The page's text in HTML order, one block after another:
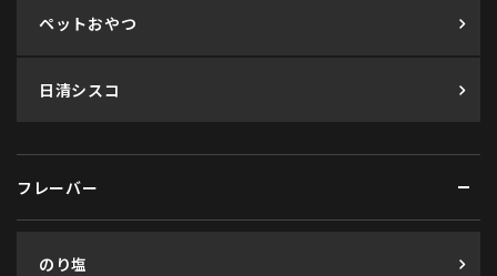
ペットおやつ
日清シスコ
フレーバー
のり塩